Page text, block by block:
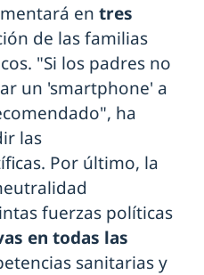
en tres
de las familias
"Si los padres no
un 'smartphone' a
ha
las
Por último, la
fuerzas políticas
en todas las
sanitarias y